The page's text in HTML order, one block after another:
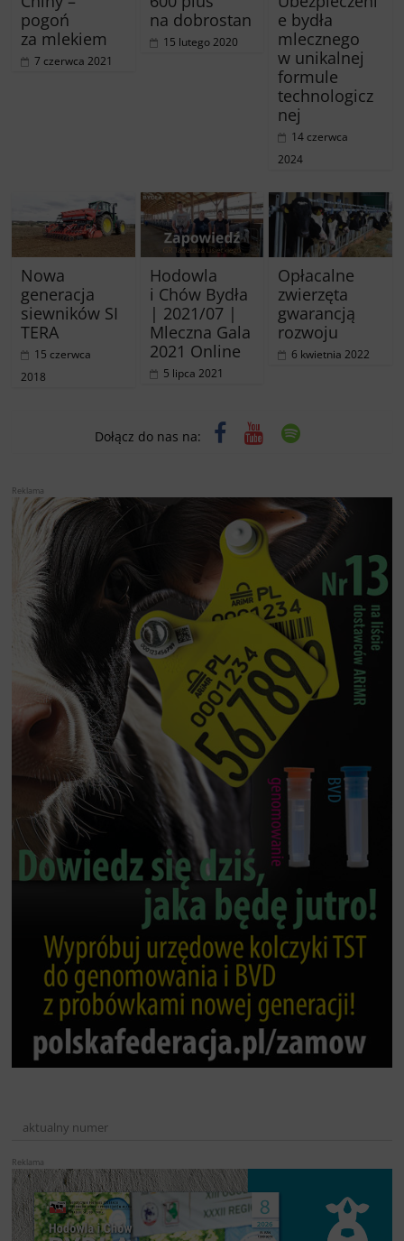
pogoń
za mlekiem
7 czerwca 2021
na dobrostan
15 lutego 2020
e bydła
mlecznego
w unikalnej
formule
technologicz
nej
14 czerwca
2024
Nowa
generacja
siewników SI
TERA
15 czerwca
2018
Hodowla
i Chów Bydła
| 2021/07 |
Mleczna Gala
2021 Online
5 lipca 2021
Opłacalne
zwierzęta
gwarancją
rozwoju
6 kwietnia 2022
Dołącz do nas na:
Reklama
aktualny numer
Reklama